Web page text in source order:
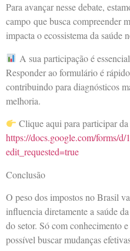
Para avançar nesse debate,
campo que busca compreender
impacta o ecossistema da saúde
A sua participação é
Responder ao formulário é
contribuindo para diagnósticos
melhoria.
Clique aqui para participar da
https://docs.google.com/forms/
edit_requested=true
Conclusão
O peso dos impostos no Brasil
influencia diretamente a saúde
do setor. Só com conhecimento
possível buscar mudanças